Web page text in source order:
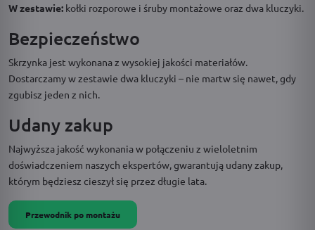
W zestawie: kołki rozporowe i śruby montażowe oraz dwa kluczyki.
Bezpieczeństwo
Skrzynka jest wykonana z wysokiej jakości materiałów.
Dostarczamy w zestawie dwa kluczyki – nie martw się nawet, gdy
zgubisz jeden z nich.
Udany zakup
Najwyższa jakość wykonania w połączeniu z wieloletnim
doświadczeniem naszych ekspertów, gwarantują udany zakup,
którym będziesz cieszył się przez długie lata.
Przewodnik po montażu